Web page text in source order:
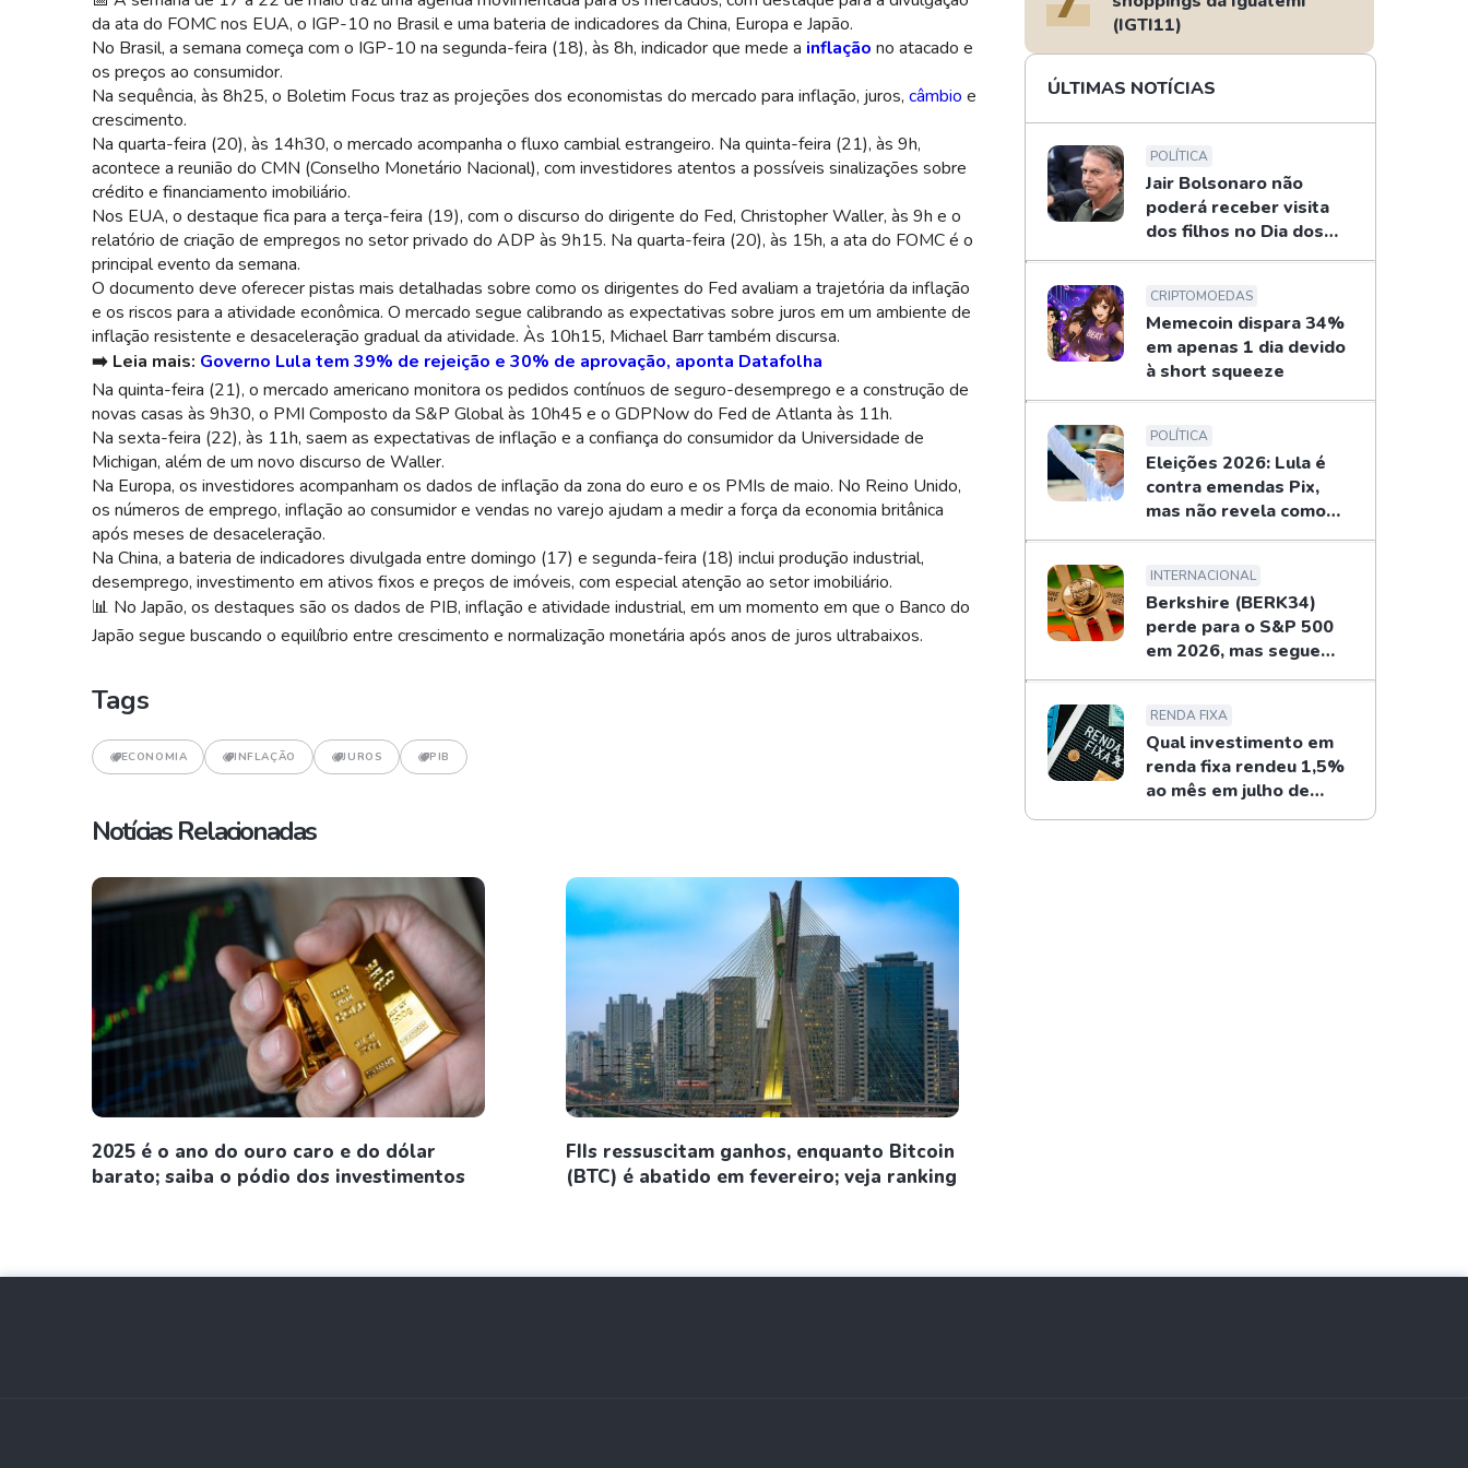
da ata do FOMC nos EUA, o IGP-10 no Brasil e uma bateria de indicadores da China, Europa e Japão.
No Brasil, a semana começa com o IGP-10 na segunda-feira (18), às 8h, indicador que mede a inflação no atacado e
os preços ao consumidor.
Na sequência, às 8h25, o Boletim Focus traz as projeções dos economistas do mercado para inflação, juros, câmbio e
crescimento.
Na quarta-feira (20), às 14h30, o mercado acompanha o fluxo cambial estrangeiro. Na quinta-feira (21), às 9h,
acontece a reunião do CMN (Conselho Monetário Nacional), com investidores atentos a possíveis sinalizações sobre
crédito e financiamento imobiliário.
Nos EUA, o destaque fica para a terça-feira (19), com o discurso do dirigente do Fed, Christopher Waller, às 9h e o
relatório de criação de empregos no setor privado do ADP às 9h15. Na quarta-feira (20), às 15h, a ata do FOMC é o
principal evento da semana.
O documento deve oferecer pistas mais detalhadas sobre como os dirigentes do Fed avaliam a trajetória da inflação
e os riscos para a atividade econômica. O mercado segue calibrando as expectativas sobre juros em um ambiente de
inflação resistente e desaceleração gradual da atividade. Às 10h15, Michael Barr também discursa.
➡️ Leia mais: Governo Lula tem 39% de rejeição e 30% de aprovação, aponta Datafolha
Na quinta-feira (21), o mercado americano monitora os pedidos contínuos de seguro-desemprego e a construção de
novas casas às 9h30, o PMI Composto da S&P Global às 10h45 e o GDPNow do Fed de Atlanta às 11h.
Na sexta-feira (22), às 11h, saem as expectativas de inflação e a confiança do consumidor da Universidade de
Michigan, além de um novo discurso de Waller.
Na Europa, os investidores acompanham os dados de inflação da zona do euro e os PMIs de maio. No Reino Unido,
os números de emprego, inflação ao consumidor e vendas no varejo ajudam a medir a força da economia britânica
após meses de desaceleração.
Na China, a bateria de indicadores divulgada entre domingo (17) e segunda-feira (18) inclui produção industrial,
desemprego, investimento em ativos fixos e preços de imóveis, com especial atenção ao setor imobiliário.
📊 No Japão, os destaques são os dados de PIB, inflação e atividade industrial, em um momento em que o Banco do
Japão segue buscando o equilíbrio entre crescimento e normalização monetária após anos de juros ultrabaixos.
Tags
ECONOMIA INFLAÇÃO JUROS PIB
Notícias Relacionadas
2025 é o ano do ouro caro e do dólar
barato; saiba o pódio dos investimentos
FIIs ressuscitam ganhos, enquanto Bitcoin
(BTC) é abatido em fevereiro; veja ranking
(IGTI11)
ÚLTIMAS NOTÍCIAS
POLÍTICA
Jair Bolsonaro não
poderá receber visita
dos filhos no Dia dos
Pais
CRIPTOMOEDAS
Memecoin dispara 34%
em apenas 1 dia devido
à short squeeze
POLÍTICA
Eleições 2026: Lula é
contra emendas Pix,
mas não revela como
combaterá
INTERNACIONAL
Berkshire (BERK34)
perde para o S&P 500
em 2026, mas segue
recompras de Buffett
RENDA FIXA
Qual investimento em
renda fixa rendeu 1,5%
ao mês em julho de
2026?